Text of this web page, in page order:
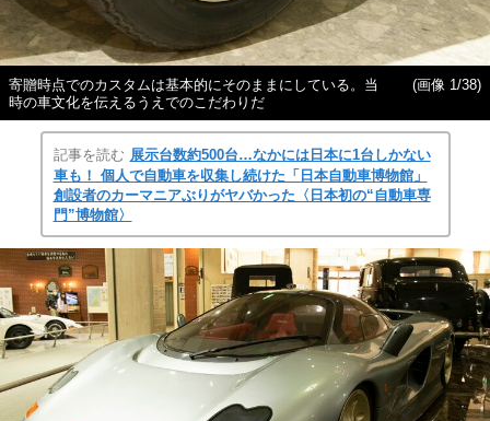
寄贈時点でのカスタムは基本的にそのままにしている。当
時の車文化を伝えるうえでのこだわりだ
(画像 1/38)
記事を読む 展示台数約500台…なかには日本に1台しかない
車も！ 個人で自動車を収集し続けた「日本自動車博物館」
創設者のカーマニアぶりがヤバかった〈日本初の“自動車専
門”博物館〉